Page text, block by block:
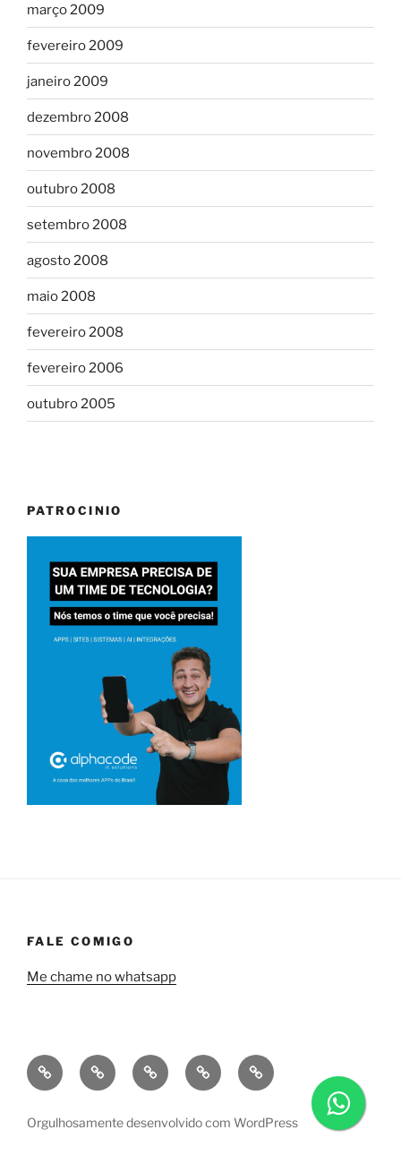
março 2009
fevereiro 2009
janeiro 2009
dezembro 2008
novembro 2008
outubro 2008
setembro 2008
agosto 2008
maio 2008
fevereiro 2008
fevereiro 2006
outubro 2005
PATROCINIO
FALE COMIGO
Me chame no whatsapp
Quem
sou
Minha
empresa
Contrate
uma
Soluções
financeiras
Tecnologia
Orgulhosamente desenvolvido com WordPress